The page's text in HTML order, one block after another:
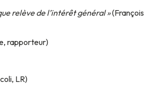
relève de l’intérêt général »(François
rapporteur)
LR)